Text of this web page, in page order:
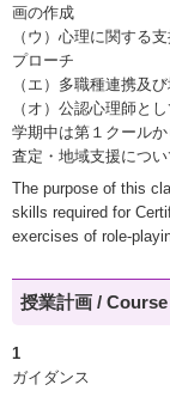
画の作成
（ウ）心理に関する
プローチ
（エ）多職種連携及
（オ）公認心理師と
学期中は第１クール
査定・地域支援につい
The purpose of this
skills required for
exercises of role-
授業計画 /
1
ガイダンス